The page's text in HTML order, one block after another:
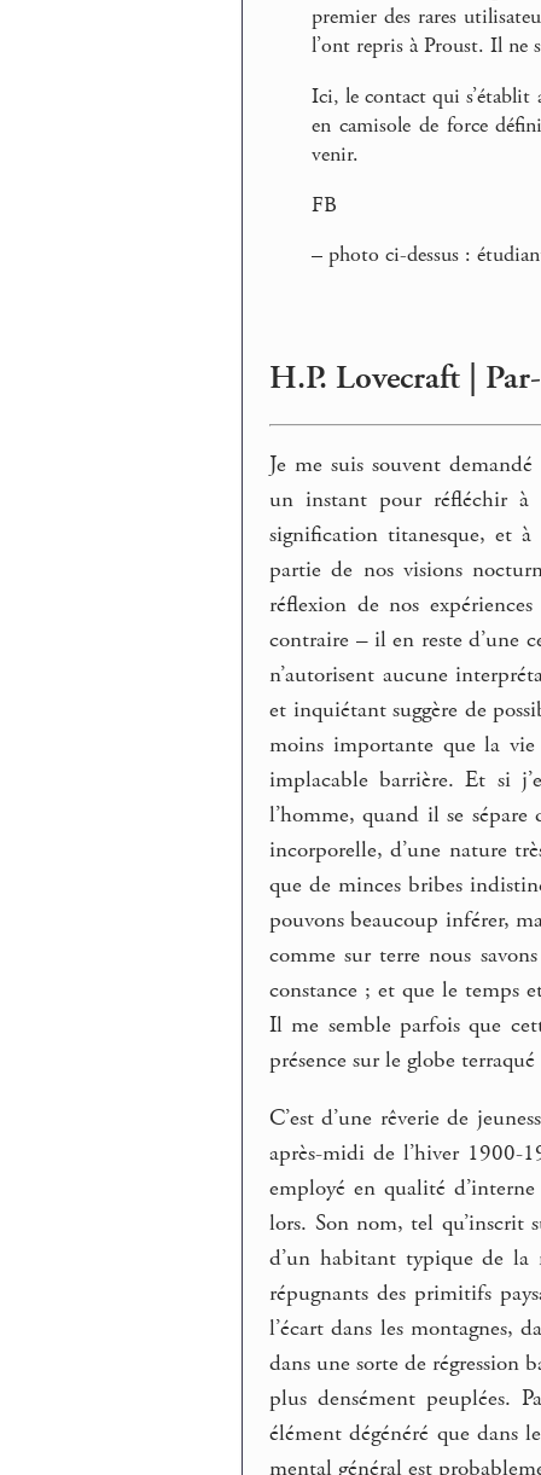
premier des rares
l’ont repris à Proust. Il ne
Ici, le contact qui s’établit
en camisole de force
venir.
FB
– photo ci-dessus :
H.P. Lovecraft |
Je me suis souvent
un instant pour réfléchir à
signification titanesque, et
partie de nos visions
réflexion de nos
contraire – il en reste d’une
n’autorisent aucune
et inquiétant suggère de
moins importante que la
implacable barrière. Et si
l’homme, quand il se
incorporelle, d’une nature
que de minces bribes
pouvons beaucoup inférer,
comme sur terre nous
constance ; et que le temps
Il me semble parfois que
présence sur le globe
C’est d’une rêverie de
après-midi de l’hiver 1900-
employé en qualité d’interne
lors. Son nom, tel qu’inscrit
d’un habitant typique de la
répugnants des primitifs
l’écart dans les montagnes,
dans une sorte de régression
plus densément peuplées.
élément dégénéré que
mental général est